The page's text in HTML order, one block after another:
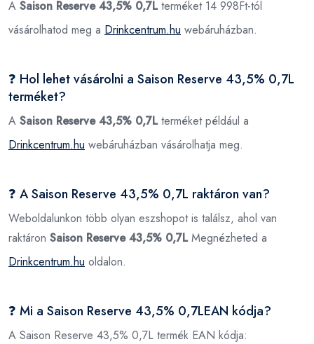
A Saison Reserve 43,5% 0,7Lterméket 14 998Ft-tól
vásárolhatod meg a Drinkcentrum.hu webáruházban.
❓ Hol lehet vásárolni a Saison Reserve 43,5% 0,7L
terméket?
A Saison Reserve 43,5% 0,7Lterméket például a
Drinkcentrum.hu webáruházban vásárolhatja meg.
❓ A Saison Reserve 43,5% 0,7L raktáron van?
Weboldalunkon több olyan eszshopot is találsz, ahol van
raktáron Saison Reserve 43,5% 0,7LMegnézheted a
Drinkcentrum.hu oldalon.
❓ Mi a Saison Reserve 43,5% 0,7LEAN kódja?
A Saison Reserve 43,5% 0,7L termék EAN kódja: